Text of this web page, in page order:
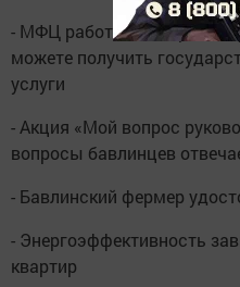
- МФЦ работает по
можете получить
услуги
- Акция «Мой вопрос
вопросы бавлинцев
- Бавлинский фермер
- Энергоэффективность
квартир